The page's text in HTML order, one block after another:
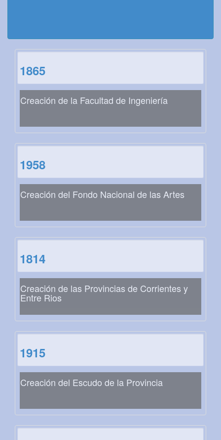
1865
Creación de la Facultad de Ingeniería
1958
Creación del Fondo Nacional de las Artes
1814
Creación de las Provincias de Corrientes y
Entre Rios
1915
Creación del Escudo de la Provincia